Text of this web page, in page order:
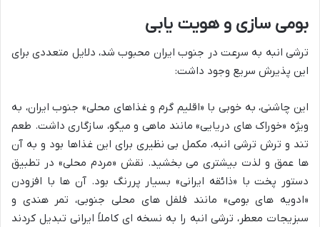
بومی سازی و هویت یابی
ترشی انبه به سرعت در جنوب ایران محبوب شد، دلایل متعددی برای
این پذیرش سریع وجود داشت:
این چاشنی، به خوبی با «اقلیم گرم و غذاهای محلی» جنوب ایران، به
ویژه «خوراک های دریایی» مانند ماهی و میگو، سازگاری داشت. طعم
تند و ترش ترشی انبه، مکمل بی نظیری برای این غذاها بود و به آن
ها عمق و لذت بیشتری می بخشید. نقش «مردم محلی» در تطبیق
دستور پخت با «ذائقه ایرانی» بسیار پررنگ بود. آن ها با افزودن
«ادویه های بومی» مانند فلفل های محلی جنوبی، تمر هندی و
سبزیجات معطر، ترشی انبه را به نسخه ای کاملاً ایرانی تبدیل کردند